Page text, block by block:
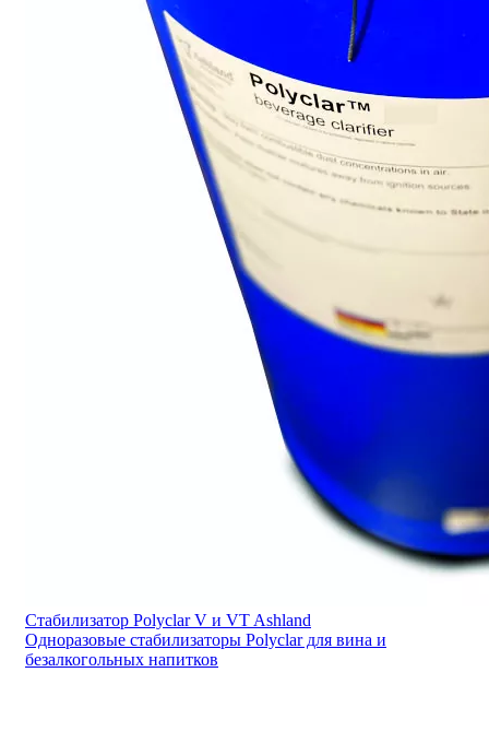
Стабилизатор Polyclar V и VT Ashland
Одноразовые стабилизаторы Polyclar для вина и
безалкогольных напитков